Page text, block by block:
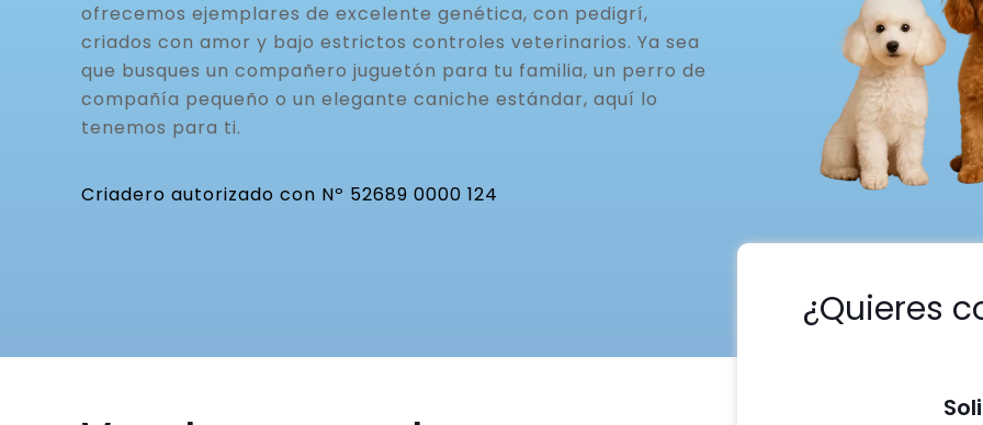
ofrecemos ejemplares de excelente genética, con pedigrí,
criados con amor y bajo estrictos controles veterinarios. Ya sea
que busques un compañero juguetón para tu familia, un perro de
compañía pequeño o un elegante caniche estándar, aquí lo
tenemos para ti.
Criadero autorizado con Nº 52689 0000 124
¿Quieres